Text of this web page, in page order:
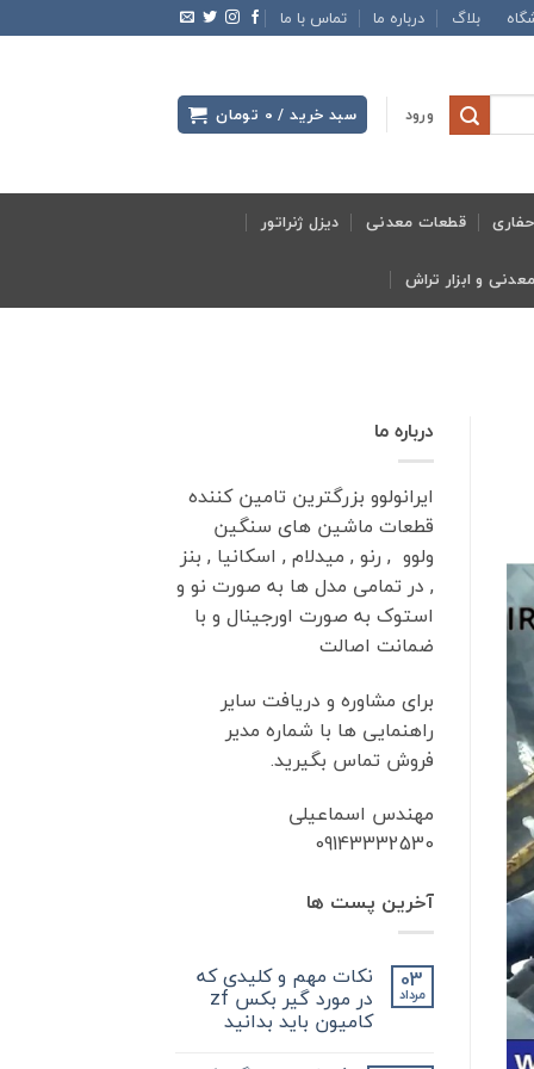
بلاگ درباره ما تماس با ما
ورود سبد خرید / 0 تومان
قطعات معدنی دیزل ژنراتور
درباره ما
ایرانولوو بزرگترین تامین کننده
قطعات ماشین های سنگین
ولوو , رنو , میدلام , اسکانیا , بنز
, در تمامی مدل ها به صورت نو و
استوک به صورت اورجینال و با
ضمانت اصالت
برای مشاوره و دریافت سایر
راهنمایی ها با شماره مدیر
فروش تماس بگیرید.
مهندس اسماعیلی
09143332530
آخرین پست ها
03
مرداد
نکات مهم و کلیدی که
در مورد گیر بکس zf
کامیون باید بدانید
دیدگاهی